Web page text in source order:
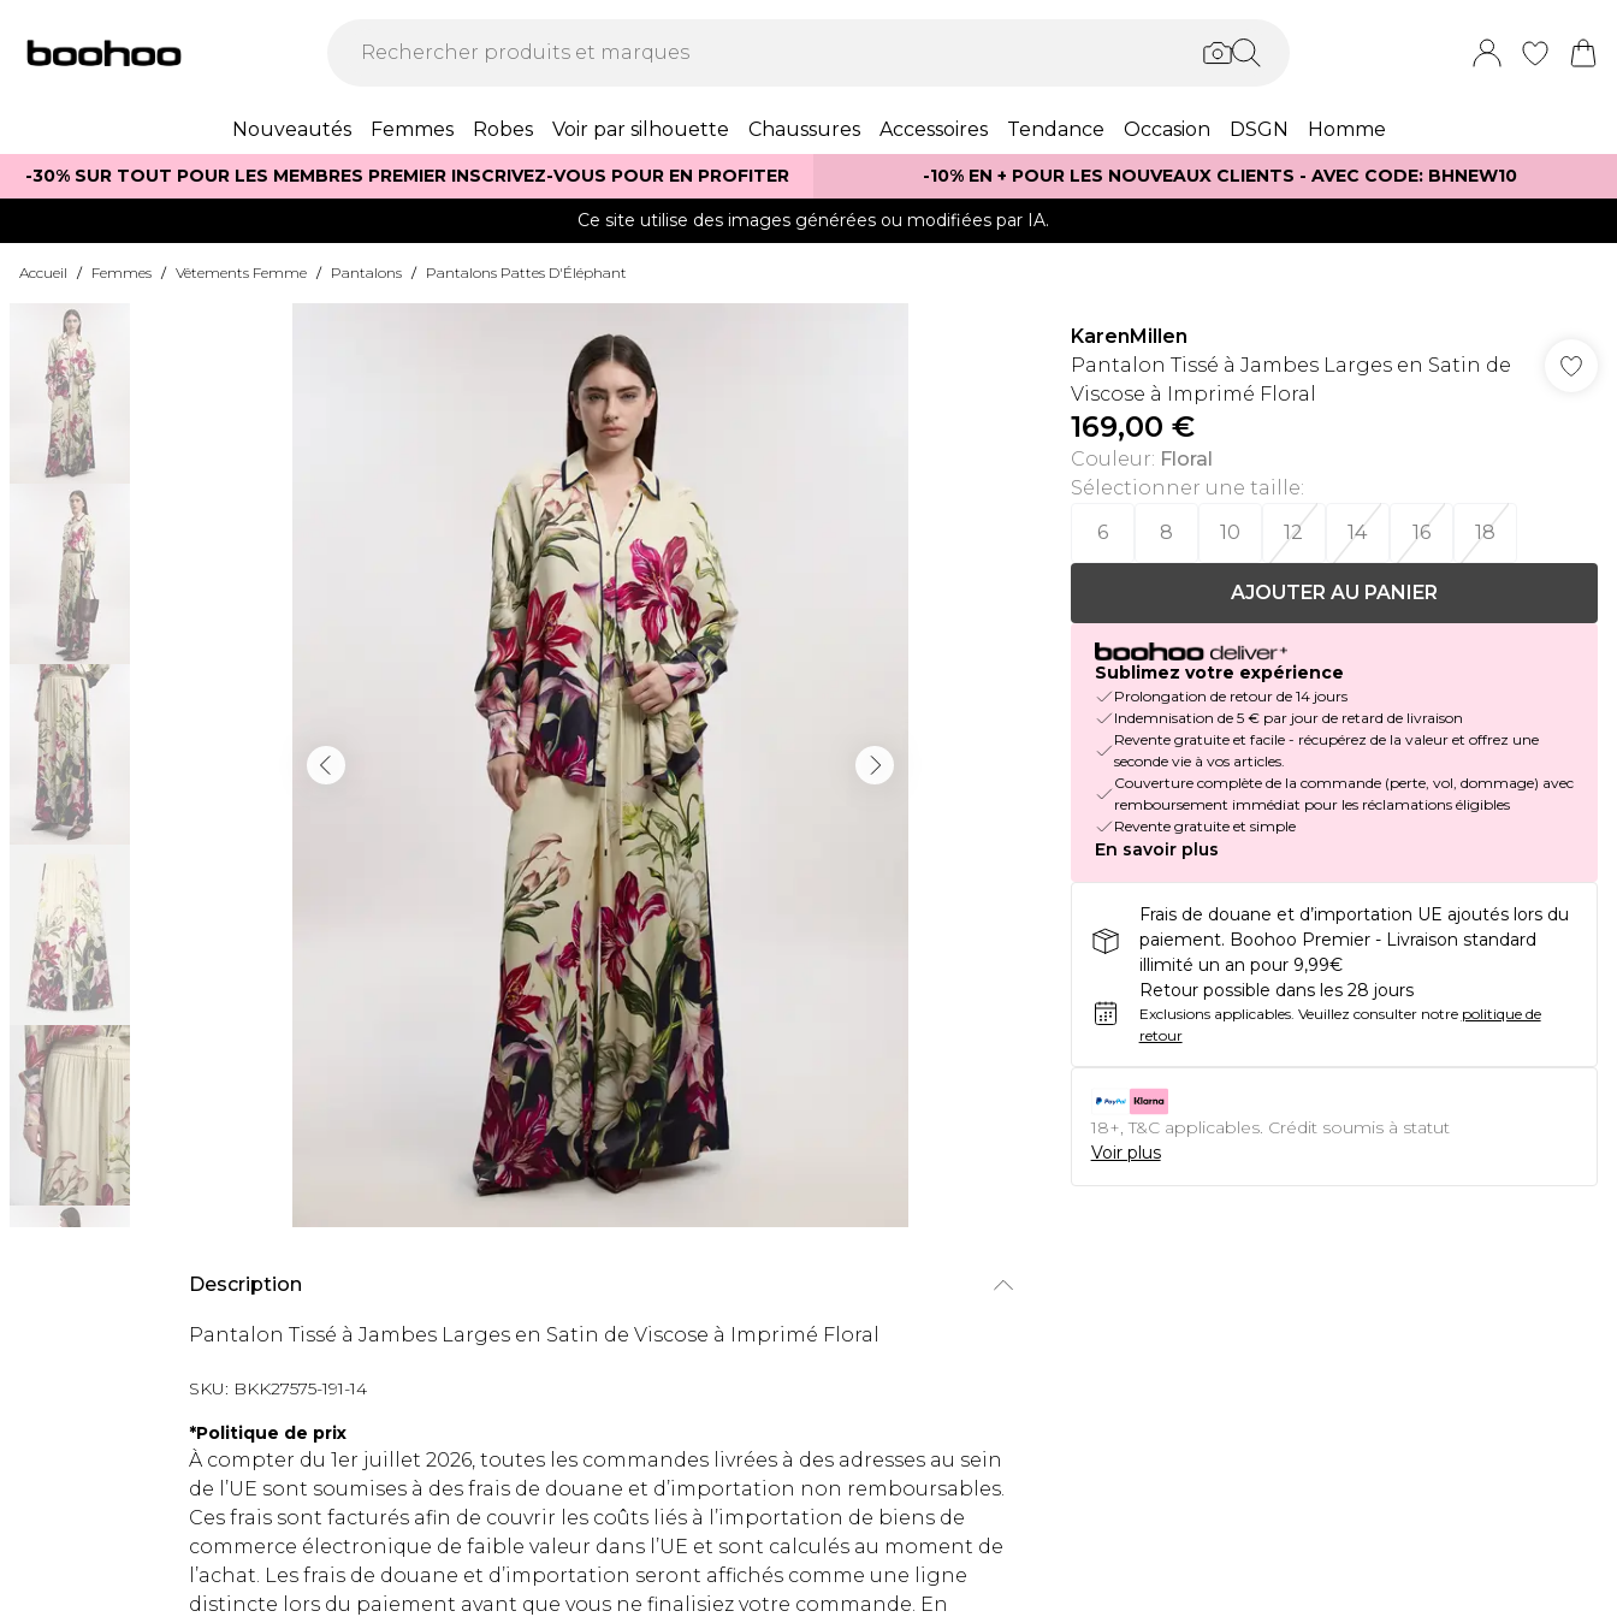
Nouveautés Femmes Robes Voir par silhouette Chaussures Accessoires Tendance Occasion DSGN Homme
-30% SUR TOUT POUR LES MEMBRES PREMIER INSCRIVEZ-VOUS POUR EN PROFITER -10% EN + POUR LES NOUVEAUX CLIENTS - AVEC CODE: BHNEW10
Ce site utilise des images générées ou modifiées par IA.
Accueil / Femmes / Vêtements Femme / Pantalons / Pantalons Pattes D'Éléphant
Description
Pantalon Tissé à Jambes Larges en Satin de Viscose à Imprimé Floral
SKU: BKK27575-191-14
*Politique de prix
À compter du 1er juillet 2026, toutes les commandes livrées à des adresses au sein
de l’UE sont soumises à des frais de douane et d’importation non remboursables.
Ces frais sont facturés afin de couvrir les coûts liés à l’importation de biens de
commerce électronique de faible valeur dans l’UE et sont calculés au moment de
l’achat. Les frais de douane et d’importation seront affichés comme une ligne
distincte lors du paiement avant que vous ne finalisiez votre commande. En
KarenMillen
Pantalon Tissé à Jambes Larges en Satin de
Viscose à Imprimé Floral
169,00 €
Couleur: Floral
Sélectionner une taille:
6
8 10 12 14 16 18
AJOUTER AU PANIER
Sublimez votre expérience
Prolongation de retour de 14 jours
Indemnisation de 5 € par jour de retard de livraison
Revente gratuite et facile - récupérez de la valeur et offrez une
seconde vie à vos articles.
Couverture complète de la commande (perte, vol, dommage) avec
remboursement immédiat pour les réclamations éligibles
Revente gratuite et simple
En savoir plus
Frais de douane et d’importation UE ajoutés lors du
paiement. Boohoo Premier - Livraison standard
illimité un an pour 9,99€
Retour possible dans les 28 jours
Exclusions applicables. Veuillez consulter notre politique de
retour
18+, T&C applicables. Crédit soumis à statut
Voir plus